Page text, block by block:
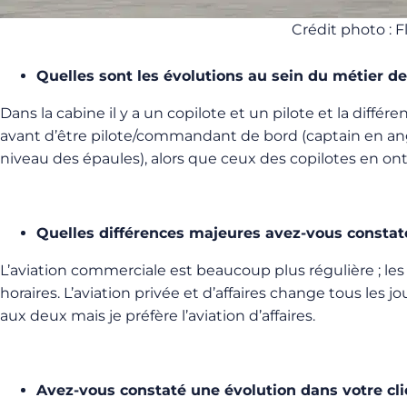
Crédit photo :
Quelles sont les évolutions au sein du métier
Dans la cabine il y a un copilote et un pilote et la
avant d’être pilote/commandant de bord (captain en
niveau des épaules), alors que ceux des copilotes en
Quelles différences majeures avez-vous
L’aviation commerciale est beaucoup plus régulière ;
horaires. L’aviation privée et d’affaires change tous les
aux deux mais je préfère l’aviation d’affaires.
Avez-vous constaté une évolution dans votre